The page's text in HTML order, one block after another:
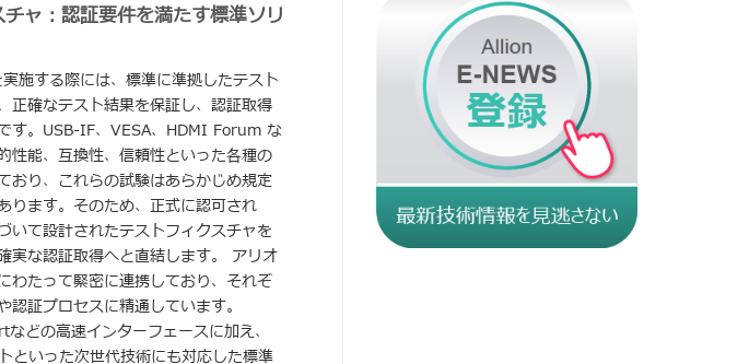
ャ：認証要件を満たす標準ソリ
する際には、標準に準拠したテスト
正確なテスト結果を保証し、認証取得
す。USB-IF、VESA、HDMI Forum な
性能、互換性、信頼性といった各種の
おり、これらの試験はあらかじめ規定
ります。そのため、正式に認可され
いて設計されたテストフィクスチャを
実な認証取得へと直結します。 アリオ
わたって緊密に連携しており、それぞ
証プロセスに精通しています。
どの高速インターフェースに加え、
いった次世代技術にも対応した標準